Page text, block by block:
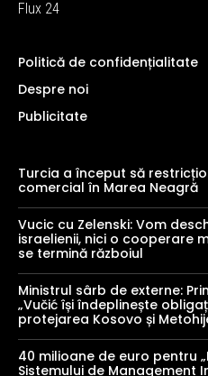
Flux 24
Politică de confidențialitate
Despre noi
Publicitate
Turcia a început să
comercial în Marea Neagră
Vucic cu Zelenski: Vom
israelienii, nici o cooperare
se termină războiul
Ministrul sârb de externe:
„Vučić își îndeplinește
protejarea Kosovo și
40 milioane de euro pentru
Sistemului de Management